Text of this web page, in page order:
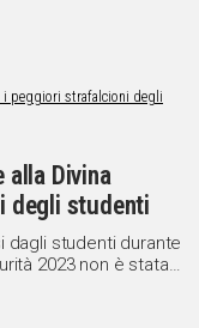
Divina
degli studenti
dagli studenti durante
2023 non è stata